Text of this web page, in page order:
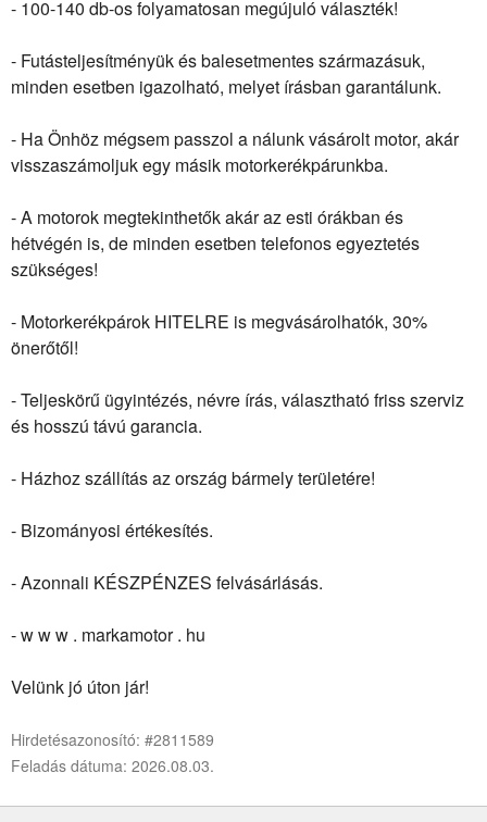
- 100-140 db-os folyamatosan megújuló választék!
- Futásteljesítményük és balesetmentes származásuk,
minden esetben igazolható, melyet írásban garantálunk.
- Ha Önhöz mégsem passzol a nálunk vásárolt motor, akár
visszaszámoljuk egy másik motorkerékpárunkba.
- A motorok megtekinthetők akár az esti órákban és
hétvégén is, de minden esetben telefonos egyeztetés
szükséges!
- Motorkerékpárok HITELRE is megvásárolhatók, 30%
önerőtől!
- Teljeskörű ügyintézés, névre írás, választható friss szerviz
és hosszú távú garancia.
- Házhoz szállítás az ország bármely területére!
- Bizományosi értékesítés.
- Azonnali KÉSZPÉNZES felvásárlásás.
- w w w . markamotor . hu
Velünk jó úton jár!
Hirdetésazonosító: #2811589
Feladás dátuma: 2026.08.03.